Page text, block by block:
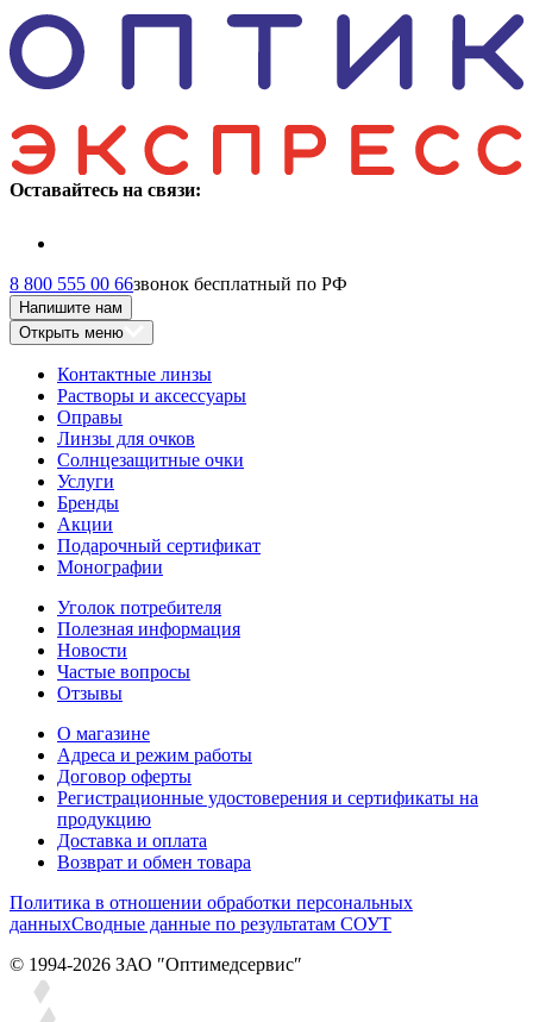
Оставайтесь на связи:
8 800 555 00 66звонок бесплатный по РФ
Напишите нам
Открыть меню
Контактные линзы
Растворы и аксессуары
Оправы
Линзы для очков
Солнцезащитные очки
Услуги
Бренды
Акции
Подарочный сертификат
Монографии
Уголок потребителя
Полезная информация
Новости
Частые вопросы
Отзывы
О магазине
Адреса и режим работы
Договор оферты
Регистрационные удостоверения и сертификаты на
продукцию
Доставка и оплата
Возврат и обмен товара
Политика в отношении обработки персональных
данныхСводные данные по результатам СОУТ
© 1994-2026 ЗАО ″Оптимедсервис″